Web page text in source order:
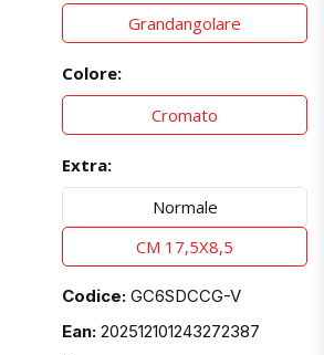
Grandangolare
Colore:
Cromato
Extra:
Normale
CM 17,5X8,5
Codice: GC6SDCCG-V
Ean: 202512101243272387